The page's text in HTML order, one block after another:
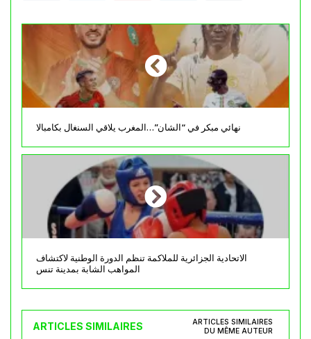
نهائي مبكر في “الشان”…المغرب يلاقي السنغال بكامبالا
الاتحادية الجزائرية للملاكمة تنظم الدورة الوطنية لاكتشاف
المواهب الشابة بمدينة تنس
ARTICLES SIMILAIRES
ARTICLES SIMILAIRES
DU MÊME AUTEUR